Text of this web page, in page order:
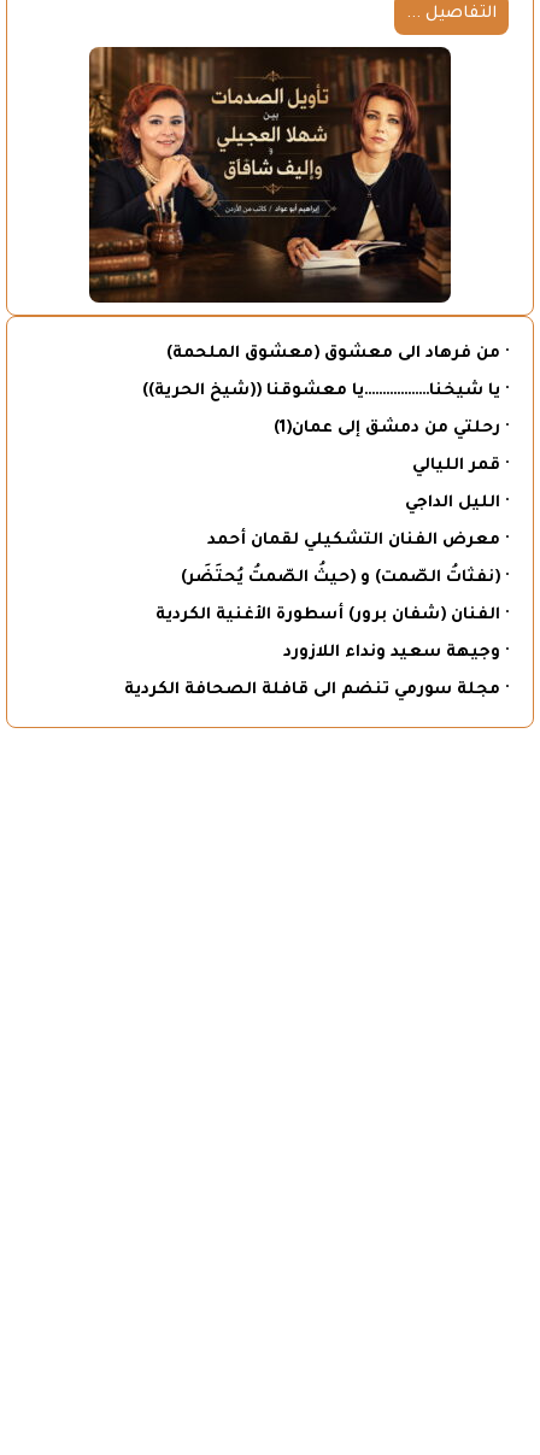
التفاصيل ...
· من فرهاد الى معشوق (معشوق الملحمة)
· يا شيخنا………………يا معشوقنا ((شيخ الحرية))
· رحلتي من دمشق إلى عمان(1)
· قمر الليالي
· الليل الداجي
· معرض الفنان التشكيلي لقمان أحمد
· (نفثاتُ الصّمت) و (حيثُ الصّمتُ يُحتَضَر)
· الفنان (شفان برور) أسطورة الأغنية الكردية
· وجيهة سعيد ونداء اللازورد
· مجلة سورمي تنضم الى قافلة الصحافة الكردية